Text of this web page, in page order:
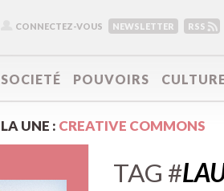
CONNECTEZ-VOUS NEWSLETTER RSS
SOCIETÉ POUVOIRS
LA UNE : CREATIVE COMMONS
TAG #